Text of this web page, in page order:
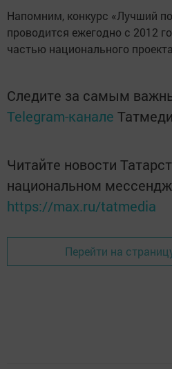
Напомним, конкурс «Лучший
проводится ежегодно с 2012
частью национального
Следите за самым
Telegram-канале
Читайте новости
национальном
https://max.ru/tatmedia
Перейти на